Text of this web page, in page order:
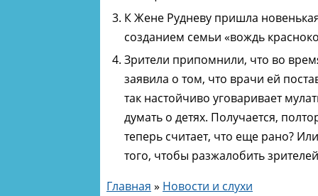
К Жене Рудневу пришла
созданием семьи «вождь
Зрители припомнили, что во
заявила о том, что врачи ей
так настойчиво уговаривает
думать о детях. Получается,
теперь считает, что еще рано?
того, чтобы разжалобить
Главная » Новости и слухи